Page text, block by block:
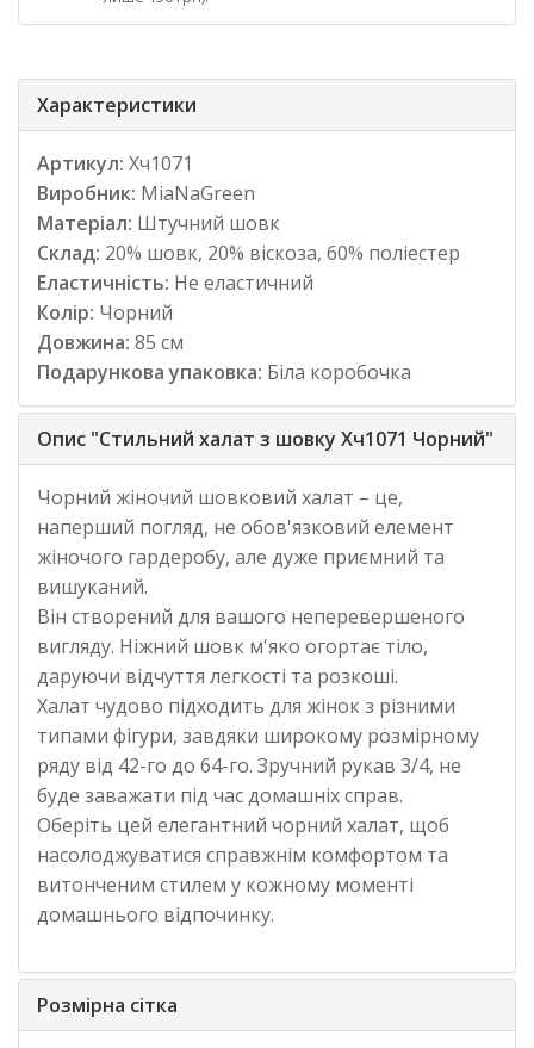
Характеристики
Артикул: Хч1071
Виробник: MiaNaGreen
Матеріал: Штучний шовк
Склад: 20% шовк, 20% віскоза, 60% поліестер
Еластичність: Не еластичний
Колір: Чорний
Довжина: 85 см
Подарункова упаковка: Біла коробочка
Опис "Стильний халат з шовку Хч1071 Чорний"
Чорний жіночий шовковий халат – це,
наперший погляд, не обов'язковий елемент
жіночого гардеробу, але дуже приємний та
вишуканий.
Він створений для вашого неперевершеного
вигляду. Ніжний шовк м'яко огортає тіло,
даруючи відчуття легкості та розкоші.
Халат чудово підходить для жінок з різними
типами фігури, завдяки широкому розмірному
ряду від 42-го до 64-го. Зручний рукав 3/4, не
буде заважати під час домашніх справ.
Оберіть цей елегантний чорний халат, щоб
насолоджуватися справжнім комфортом та
витонченим стилем у кожному моменті
домашнього відпочинку.
Розмірна сітка